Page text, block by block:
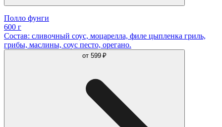
Полло фунги
600 г
Состав: сливочный соус, моцарелла, филе цыпленка гриль,
грибы, маслины, соус песто, орегано.
от 599 ₽